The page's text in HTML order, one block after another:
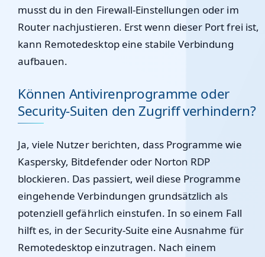
musst du in den Firewall-Einstellungen oder im
Router nachjustieren. Erst wenn dieser Port frei ist,
kann Remotedesktop eine stabile Verbindung
aufbauen.
Können Antivirenprogramme oder
Security-Suiten den Zugriff verhindern?
Ja, viele Nutzer berichten, dass Programme wie
Kaspersky, Bitdefender oder Norton RDP
blockieren. Das passiert, weil diese Programme
eingehende Verbindungen grundsätzlich als
potenziell gefährlich einstufen. In so einem Fall
hilft es, in der Security-Suite eine Ausnahme für
Remotedesktop einzutragen. Nach einem